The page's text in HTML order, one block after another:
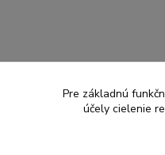
Pre základnú
účely cielenie